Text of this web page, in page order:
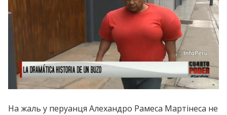
На жаль у перуанця Алехандро Рамеса Мартінеса не